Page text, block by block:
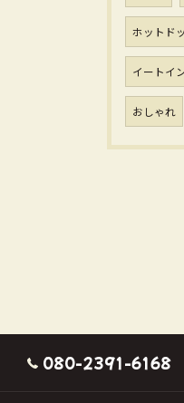
ホットド
イートイ
おしゃれ
080-2391-6168